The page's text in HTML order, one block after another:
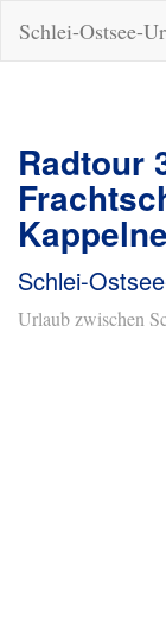
Schlei-Ostsee-
Radtour
Schlei-
Urlaub zwischen